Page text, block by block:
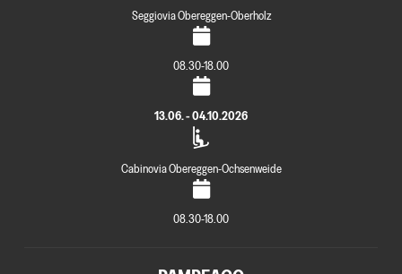
Seggiovia Obereggen-Oberholz
08.30-18.00
13.06. - 04.10.2026
Cabinovia Obereggen-Ochsenweide
08.30-18.00